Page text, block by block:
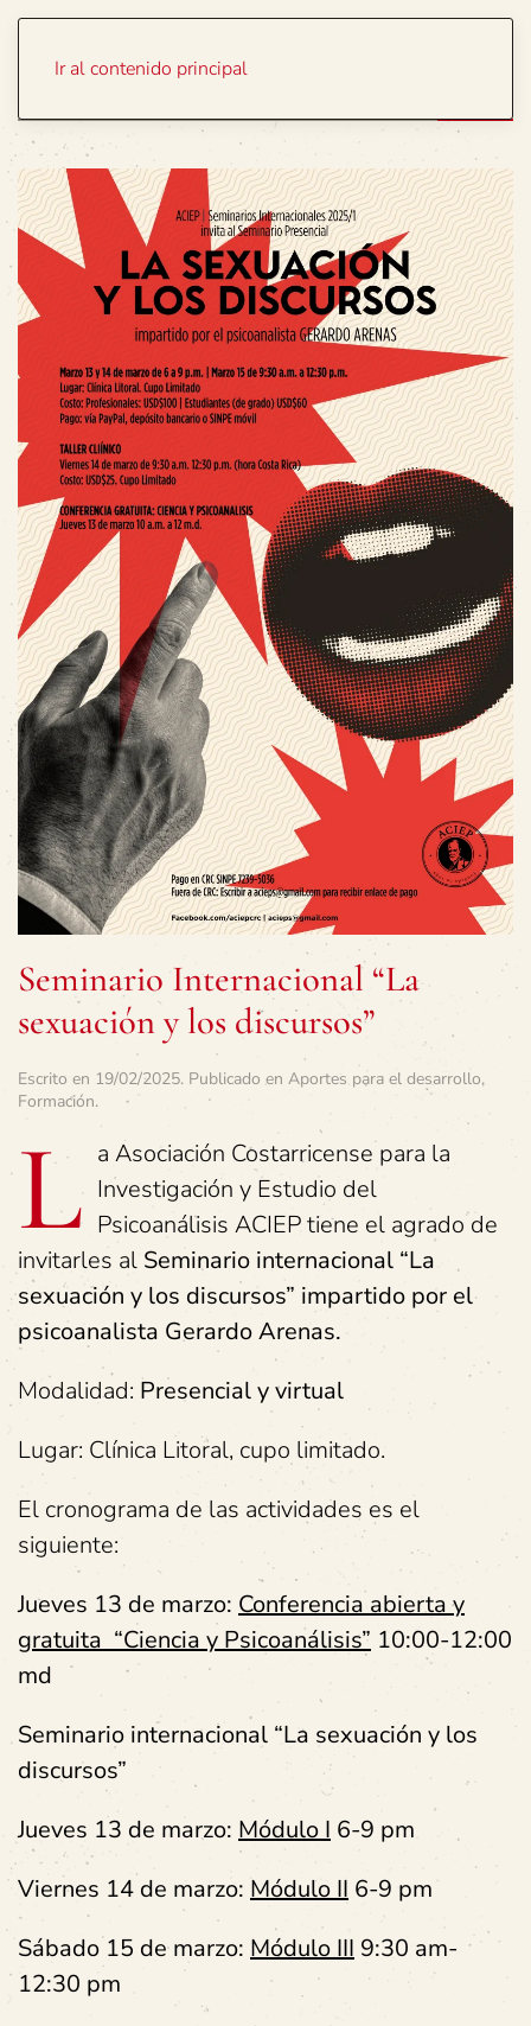
Ir al contenido principal
Seminario Internacional “La
sexuación y los discursos”
Escrito en 19/02/2025. Publicado en Aportes para el desarrollo,
Formación.
L a Asociación Costarricense para la
Investigación y Estudio del
Psicoanálisis ACIEP tiene el agrado de
invitarles al Seminario internacional “La
sexuación y los discursos” impartido por el
psicoanalista Gerardo Arenas.
Modalidad: Presencial y virtual
Lugar: Clínica Litoral, cupo limitado.
El cronograma de las actividades es el
siguiente:
Jueves 13 de marzo: Conferencia abierta y
gratuita “Ciencia y Psicoanálisis” 10:00-12:00
md
Seminario internacional “La sexuación y los
discursos”
Jueves 13 de marzo: Módulo I 6-9 pm
Viernes 14 de marzo: Módulo II 6-9 pm
Sábado 15 de marzo: Módulo III 9:30 am-
12:30 pm